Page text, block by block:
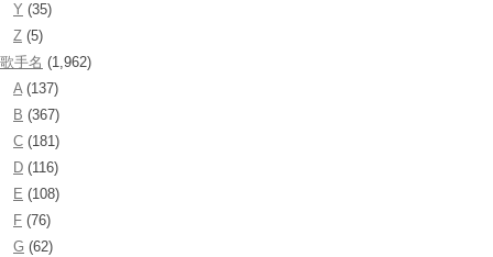
Y (35)
Z (5)
歌手名 (1,962)
A(137)
B (367)
C (181)
D (116)
E (108)
F (76)
G (62)